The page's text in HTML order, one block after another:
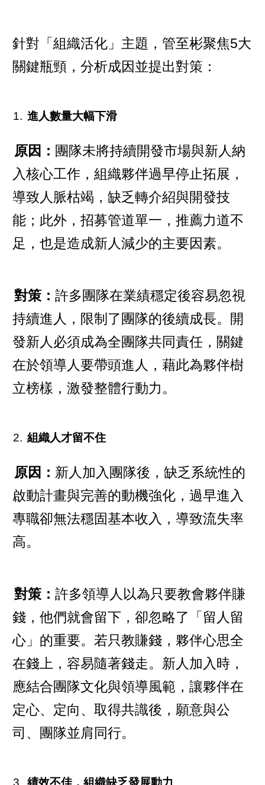
針對「組織活化」主題，管至彬聚焦5大
關鍵瓶頸，分析成因並提出對策：
進人數量大幅下滑
原因： 團隊未將持續開發市場與新人納
入核心工作，組織夥伴過早停止拓展，
導致人脈枯竭，缺乏轉介紹與開發技
能；此外，招募管道單一，推薦力道不
足，也是造成新人減少的主要因素。
對策： 許多團隊在業績穩定後容易忽視
持續進人，限制了團隊的後續成長。開
發新人必須成為全團隊共同責任，關鍵
在於領導人要帶頭進人，藉此為夥伴樹
立榜樣，激發整體行動力。
組織人才留不住
原因： 新人加入團隊後，缺乏系統性的
啟動計畫與完善的動機強化，過早進入
專職卻無法穩固基本收入，導致流失率
高。
對策： 許多領導人以為只要教會夥伴賺
錢，他們就會留下，卻忽略了「留人留
心」的重要。若只教賺錢，夥伴心思全
在錢上，容易隨著錢走。新人加入時，
應結合團隊文化與領導風範，讓夥伴在
定心、定向、取得共識後，願意與公
司、團隊並肩同行。
績效不佳，組織缺乏發展動力